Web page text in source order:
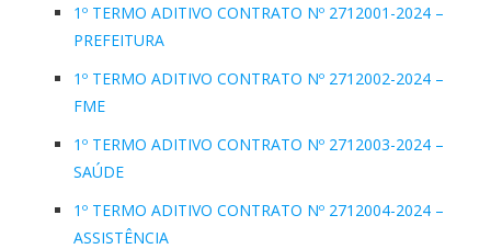
1º TERMO ADITIVO CONTRATO Nº 2712001-2024 –
PREFEITURA
1º TERMO ADITIVO CONTRATO Nº 2712002-2024 –
FME
1º TERMO ADITIVO CONTRATO Nº 2712003-2024 –
SAÚDE
1º TERMO ADITIVO CONTRATO Nº 2712004-2024 –
ASSISTÊNCIA